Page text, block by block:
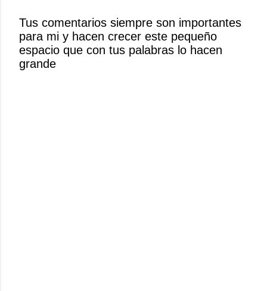
u
n
c
o
Tus comentarios siempre son importantes
para mi y hacen crecer este pequeño
espacio que con tus palabras lo hacen
grande